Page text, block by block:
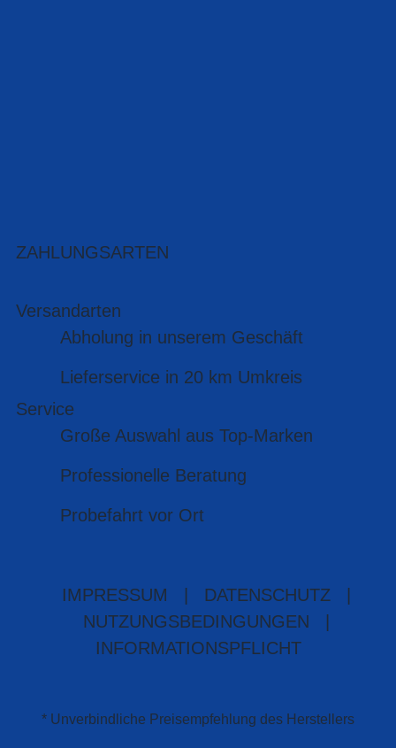
ZAHLUNGSARTEN
Versandarten
Abholung in unserem Geschäft
Lieferservice in 20 km Umkreis
Service
Große Auswahl aus Top-Marken
Professionelle Beratung
Probefahrt vor Ort
IMPRESSUM DATENSCHUTZ
NUTZUNGSBEDINGUNGEN
INFORMATIONSPFLICHT
* Unverbindliche Preisempfehlung des Herstellers